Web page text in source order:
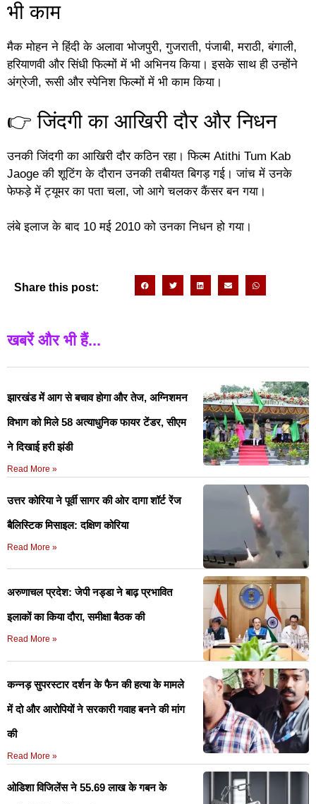
भी काम
मैक मोहन ने हिंदी के अलावा भोजपुरी, गुजराती, पंजाबी, मराठी, बंगाली,
हरियाणवी और सिंधी फिल्मों में भी अभिनय किया। इसके साथ ही उन्होंने
अंग्रेजी, रूसी और स्पेनिश फिल्मों में भी काम किया।
👉 जिंदगी का आखिरी दौर और निधन
उनकी जिंदगी का आखिरी दौर कठिन रहा। फिल्म Atithi Tum Kab
Jaoge की शूटिंग के दौरान उनकी तबीयत बिगड़ गई। जांच में उनके
फेफड़े में ट्यूमर का पता चला, जो आगे चलकर कैंसर बन गया।
लंबे इलाज के बाद 10 मई 2010 को उनका निधन हो गया।
Share this post:
खबरें और भी हैं...
झारखंड में आग से बचाव होगा और तेज, अग्निशमन
विभाग को मिले 58 अत्याधुनिक फायर टेंडर, सीएम
ने दिखाई हरी झंडी
Read More »
उत्तर कोरिया ने पूर्वी सागर की ओर दागा शॉर्ट रेंज
बैलिस्टिक मिसाइल: दक्षिण कोरिया
Read More »
अरुणाचल प्रदेश: जेपी नड्डा ने बाढ़ प्रभावित
इलाकों का किया दौरा, समीक्षा बैठक की
Read More »
कन्नड़ सुपरस्टार दर्शन के फैन की हत्या के मामले
में दो और आरोपियों ने सरकारी गवाह बनने की मांग
की
Read More »
ओडिशा विजिलेंस ने 55.69 लाख के गबन के